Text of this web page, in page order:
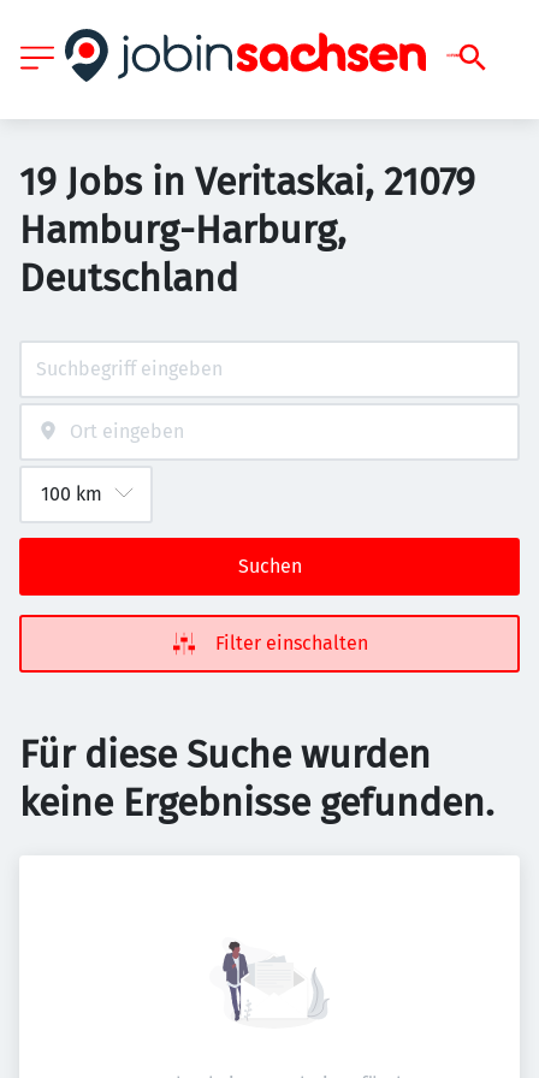
19 Jobs in Veritaskai, 21079
Hamburg-Harburg,
Deutschland
Suchen
Filter einschalten
Für diese Suche wurden
keine Ergebnisse gefunden.